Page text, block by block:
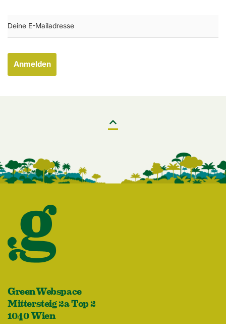
Anmelden
GreenWebspace
Mittersteig 2a Top 2
1040 Wien